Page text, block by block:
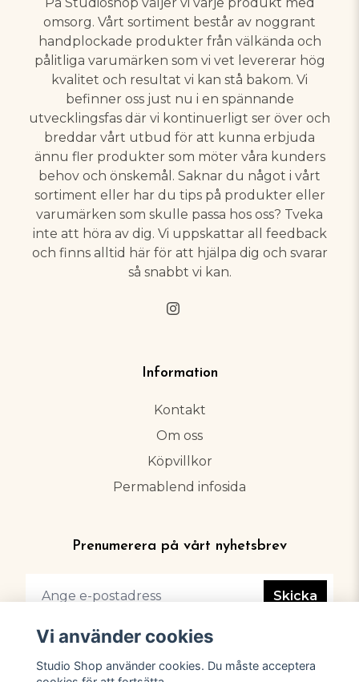
omsorg. Vårt sortiment består av noggrant
handplockade produkter från välkända och
pålitliga varumärken som vi vet levererar hög
kvalitet och resultat vi kan stå bakom. Vi
befinner oss just nu i en spännande
utvecklingsfas där vi kontinuerligt ser över och
breddar vårt utbud för att kunna erbjuda
ännu fler produkter som möter våra kunders
behov och önskemål. Saknar du något i vårt
sortiment eller har du tips på produkter eller
varumärken som skulle passa hos oss? Tveka
inte att höra av dig. Vi uppskattar all feedback
och finns alltid här för att hjälpa dig och svarar
så snabbt vi kan.
Information
Kontakt
Om oss
Köpvillkor
Permablend infosida
Prenumerera på vårt nyhetsbrev
Skicka
Vi använder cookies
Studio Shop använder cookies. Du måste acceptera